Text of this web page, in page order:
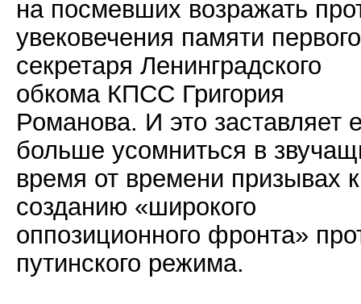
на посмевших возражать
увековечения памяти первого
секретаря Ленинградского
обкома КПСС Григория
Романова. И это заставляет
больше усомниться в
время от времени призывах к
созданию «широкого
оппозиционного фронта»
путинского режима.